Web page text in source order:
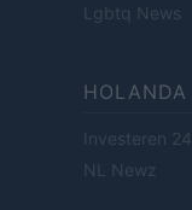
Lgbtq News
HOLANDA
Investeren 24
NL Newz